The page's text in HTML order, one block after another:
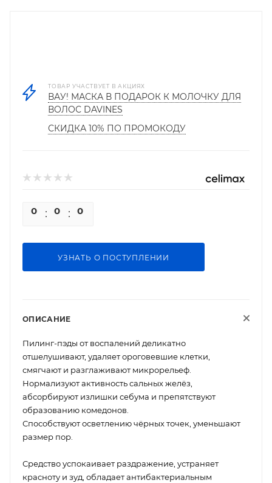
ТОВАР УЧАСТВУЕТ В АКЦИЯХ
ВАУ! МАСКА В ПОДАРОК К МОЛОЧКУ ДЛЯ
ВОЛОС DAVINES
СКИДКА 10% ПО ПРОМОКОДУ
0 0 0
УЗНАТЬ О ПОСТУПЛЕНИИ
ОПИСАНИЕ
Пилинг-пэды от воспалений деликатно
отшелушивают, удаляет ороговевшие клетки,
смягчают и разглаживают микрорельеф.
Нормализуют активность сальных желёз,
абсорбируют излишки себума и препятствуют
образованию комедонов.
Способствуют осветлению чёрных точек, уменьшают
размер пор.
Средство успокаивает раздражение, устраняет
красноту и зуд, обладает антибактериальным